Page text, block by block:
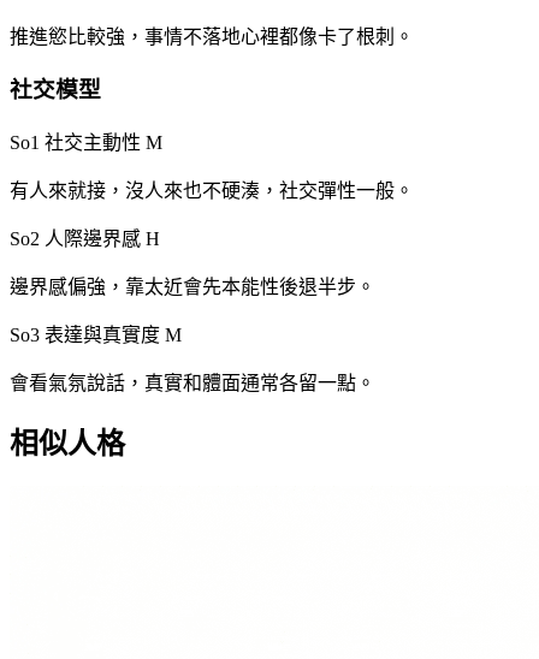
推進慾比較強，事情不落地心裡都像卡了根刺。
社交模型
So1 社交主動性 M
有人來就接，沒人來也不硬湊，社交彈性一般。
So2 人際邊界感 H
邊界感偏強，靠太近會先本能性後退半步。
So3 表達與真實度 M
會看氣氛說話，真實和體面通常各留一點。
相似人格